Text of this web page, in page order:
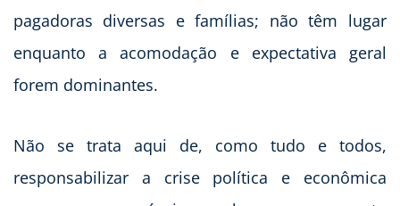
pagadoras diversas e famílias; não têm lugar
enquanto a acomodação e expectativa geral
forem dominantes.
Não se trata aqui de, como tudo e todos,
responsabilizar a crise política e econômica